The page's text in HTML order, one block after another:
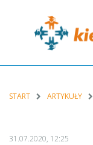
START ARTYKUŁY
31.07.2020, 12:25